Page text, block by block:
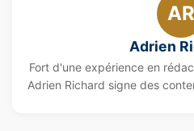
AR
Adrien
Fort d'une expérience en
Adrien Richard signe des